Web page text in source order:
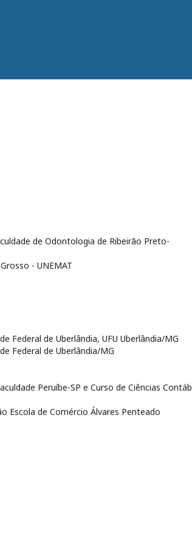
de Odontologia de Ribeirão Preto-
- UNEMAT
Federal de Uberlândia, UFU Uberlândia/MG
Federal de Uberlândia/MG
Peruíbe-SP e Curso de Ciências
Escola de Comércio Álvares Penteado